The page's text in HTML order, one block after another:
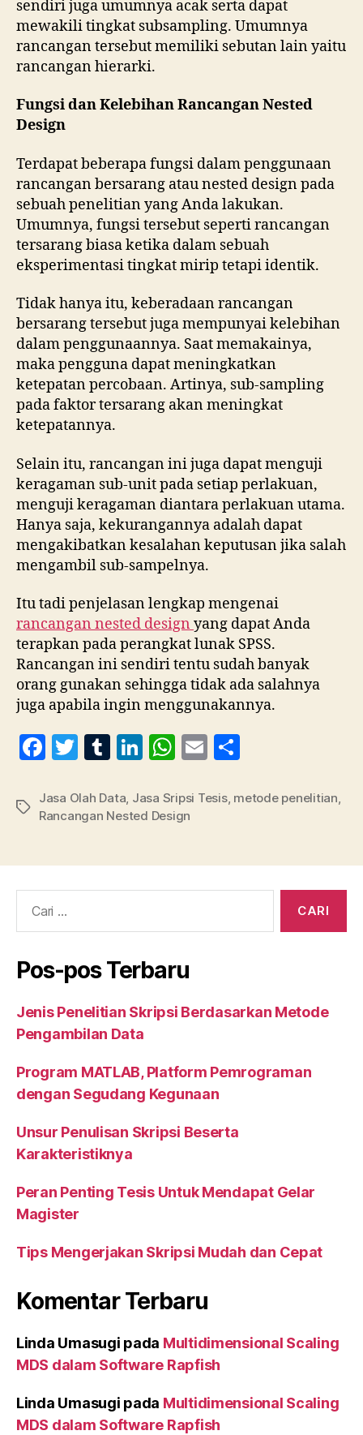
sendiri juga umumnya acak serta dapat
mewakili tingkat subsampling. Umumnya
rancangan tersebut memiliki sebutan lain yaitu
rancangan hierarki.
Fungsi dan Kelebihan Rancangan Nested
Design
Terdapat beberapa fungsi dalam penggunaan
rancangan bersarang atau nested design pada
sebuah penelitian yang Anda lakukan.
Umumnya, fungsi tersebut seperti rancangan
tersarang biasa ketika dalam sebuah
eksperimentasi tingkat mirip tetapi identik.
Tidak hanya itu, keberadaan rancangan
bersarang tersebut juga mempunyai kelebihan
dalam penggunaannya. Saat memakainya,
maka pengguna dapat meningkatkan
ketepatan percobaan. Artinya, sub-sampling
pada faktor tersarang akan meningkat
ketepatannya.
Selain itu, rancangan ini juga dapat menguji
keragaman sub-unit pada setiap perlakuan,
menguji keragaman diantara perlakuan utama.
Hanya saja, kekurangannya adalah dapat
mengakibatkan kesalahan keputusan jika salah
mengambil sub-sampelnya.
Itu tadi penjelasan lengkap mengenai
rancangan nested design yang dapat Anda
terapkan pada perangkat lunak SPSS.
Rancangan ini sendiri tentu sudah banyak
orang gunakan sehingga tidak ada salahnya
juga apabila ingin menggunakannya.
F
c
e
o
o
k
T
itt
er
T
m
bl
Li
k
e
n
W
at
s
p
E
ai a
Tag
Jasa Olah Data Jasa Sripsi Tesis, metode penelitian
Rancangan Nested Design
Pos-pos Terbaru
Jenis Penelitian Skripsi Berdasarkan Metode
Pengambilan Data
Program MATLAB, Platform Pemrograman
dengan Segudang Kegunaan
Unsur Penulisan Skripsi Beserta
Karakteristiknya
Peran Penting Tesis Untuk Mendapat Gelar
Magister
Tips Mengerjakan Skripsi Mudah dan Cepat
Komentar Terbaru
Linda Umasugi pada Multidimensional Scaling
MDS dalam Software Rapfish
Linda Umasugi pada Multidimensional Scaling
MDS dalam Software Rapfish